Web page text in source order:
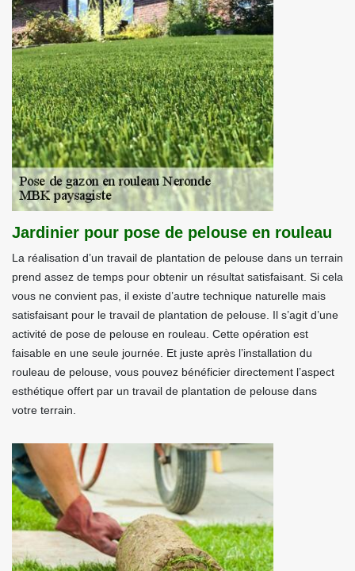
Jardinier pour pose de pelouse en rouleau
La réalisation d’un travail de plantation de pelouse dans un terrain
prend assez de temps pour obtenir un résultat satisfaisant. Si cela
vous ne convient pas, il existe d’autre technique naturelle mais
satisfaisant pour le travail de plantation de pelouse. Il s’agit d’une
activité de pose de pelouse en rouleau. Cette opération est
faisable en une seule journée. Et juste après l’installation du
rouleau de pelouse, vous pouvez bénéficier directement l’aspect
esthétique offert par un travail de plantation de pelouse dans
votre terrain.